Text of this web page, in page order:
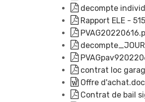
decompte
Rapport ELE -
contrat loc
Offre
Contrat de bail